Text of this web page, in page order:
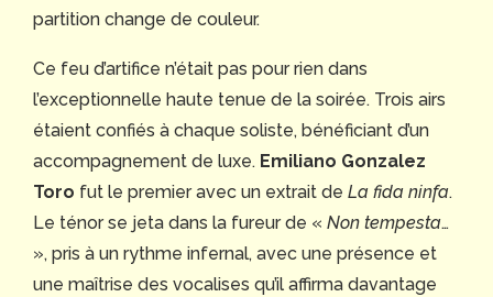
partition change de couleur.
Ce feu d’artifice n’était pas pour rien dans
l’exceptionnelle haute tenue de la soirée. Trois airs
étaient confiés à chaque soliste, bénéficiant d’un
accompagnement de luxe. Emiliano Gonzalez
Toro fut le premier avec un extrait de La fida ninfa.
Le ténor se jeta dans la fureur de « Non tempesta…
», pris à un rythme infernal, avec une présence et
une maîtrise des vocalises qu’il affirma davantage